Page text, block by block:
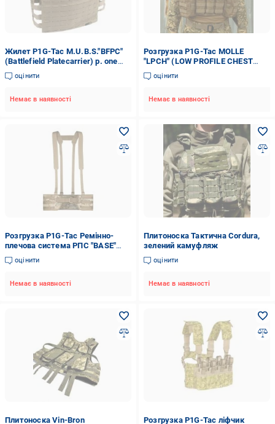
Жилет P1G-Tac M.U.B.S."BFPC"
(Battlefield Platecarrier) р. one
size Coyote Brown UA281-50081-
G6-CB
оцінити
Немає в наявності
Розгрузка P1G-Tac MOLLE
"LPCH" (LOW PROFILE CHEST
HARNESS)
оцінити
Немає в наявності
Розгрузка P1G-Tac Ремінно-
плечова система РПС "BASE"
(Covert Transitional Camo )
оцінити
Немає в наявності
Плитоноска Тактична Cordura,
зелений камуфляж
оцінити
Немає в наявності
Плитоноска Vin-Bron
Розгрузка P1G-Tac ліфчик